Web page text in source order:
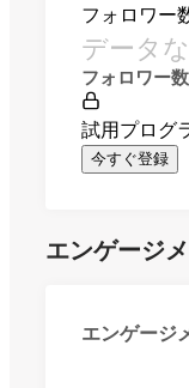
フォロワー
データ
フォロワー
試用プログ
今すぐ登録
エンゲージ
エンゲージ